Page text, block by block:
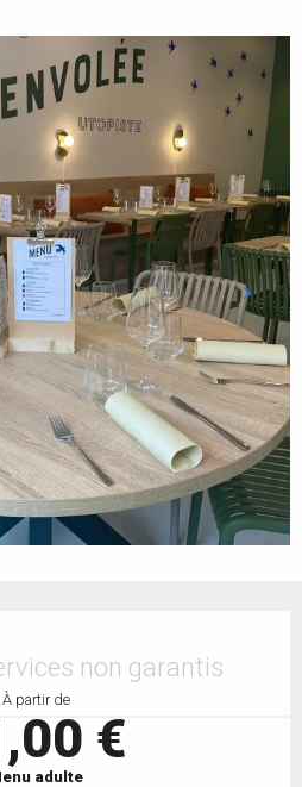
non garantis
À partir de
€
adulte